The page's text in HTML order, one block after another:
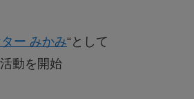
ー みかみ“として
動を開始